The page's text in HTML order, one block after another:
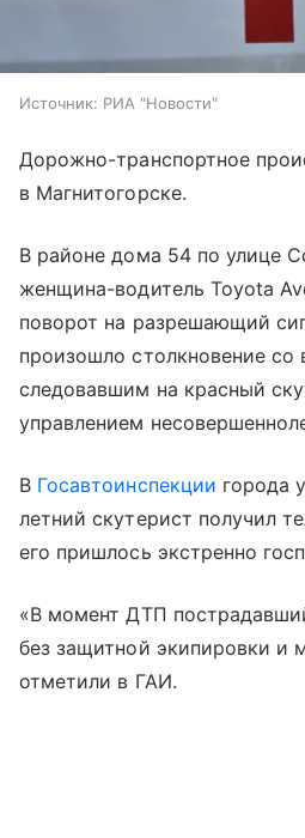
Источник: РИА "Новости"
Дорожно-транспортное
в Магнитогорске.
В районе дома 54 по улице
женщина-водитель Toyota
поворот на разрешающий
произошло столкновение со
следовавшим на красный
управлением
В Госавтоинспекции города
летний скутерист получил
его пришлось экстренно
«В момент ДТП
без защитной экипировки
отметили в ГАИ.